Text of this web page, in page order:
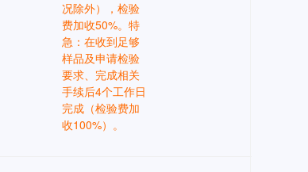
况除外），检验
费加收50%。特
急：在收到足够
样品及申请检验
要求、完成相关
手续后4个工作日
完成（检验费加
收100%）。